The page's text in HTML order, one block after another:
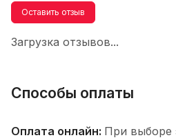
Оставить отзыв
Загрузка отзывов...
Способы оплаты
Оплата онлайн: При выборе